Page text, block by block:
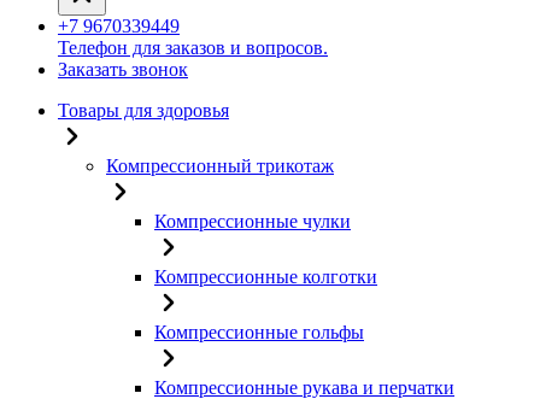
+7 9670339449
Телефон для заказов и вопросов.
Заказать звонок
Товары для здоровья
Компрессионный трикотаж
Компрессионные чулки
Компрессионные колготки
Компрессионные гольфы
Компрессионные рукава и перчатки